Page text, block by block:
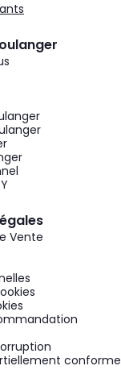
Vente
conforme